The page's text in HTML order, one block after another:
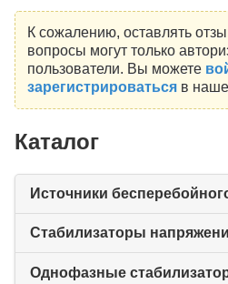
К сожалению, оставлять
вопросы могут только
пользователи. Вы можете
зарегистрироватьсяв
Каталог
Источники
Однофазные